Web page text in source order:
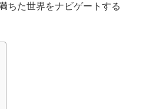
ちた世界をナビゲートする